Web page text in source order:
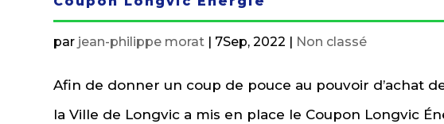
par jean-philippe morat | 7Sep, 2022 | Non classé
Afin de donner un coup de pouce au pouvoir d’achat
la Ville de Longvic a mis en place le Coupon Longvic